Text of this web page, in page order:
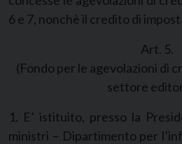
6 e 7, nonchè il credito di
Art. 5.
(Fondo per le agevolazioni di
settore
1. E’ istituito, presso la
ministri – Dipartimento per